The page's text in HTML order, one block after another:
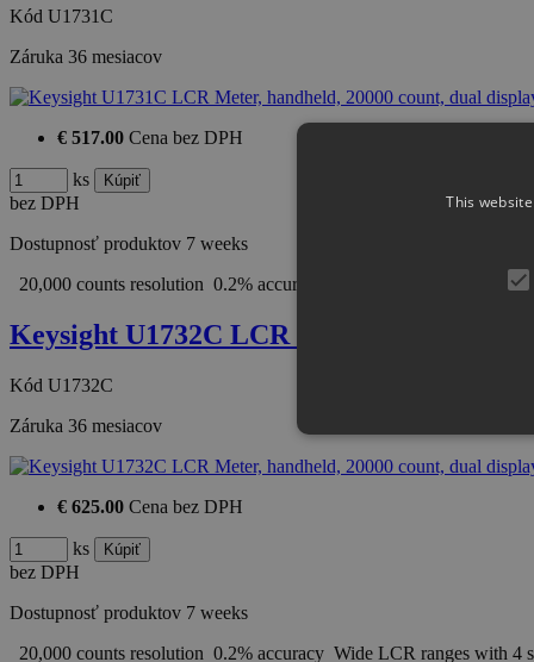
Kód U1731C
Záruka 36 mesiacov
€ 517.00 Cena bez DPH
ks
bez DPH
Dostupnosť produktov 7 weeks
20,000 counts resolution 0.2% accuracy Wide LCR ranges with 3
Keysight U1732C LCR Meter, handheld,
Kód U1732C
Záruka 36 mesiacov
€ 625.00 Cena bez DPH
ks
bez DPH
Dostupnosť produktov 7 weeks
20,000 counts resolution 0.2% accuracy Wide LCR ranges with 4
This